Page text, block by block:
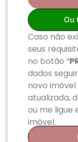
Ou
Caso não
seus
no botão “
dados
novo
atualizada,
ou me ligue
imóvel.